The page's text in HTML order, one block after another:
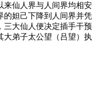
来仙人界与人间界均相安
的妲己下降到人间界并凭
三大仙人便决定插手干预
弟子太公望（吕望）执